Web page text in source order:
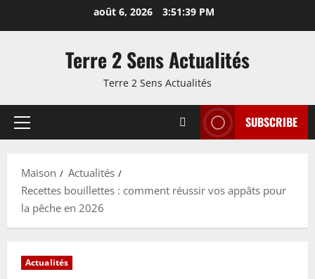
au
août 6, 2026 3:51:40 PM
Terre 2 Sens Actualités
Terre 2 Sens Actualités
Menu
SUBSCRIBE
Maison
Actualités
Recettes bouillettes : comment réussir vos appâts pour
la pêche en 2026
Actualités